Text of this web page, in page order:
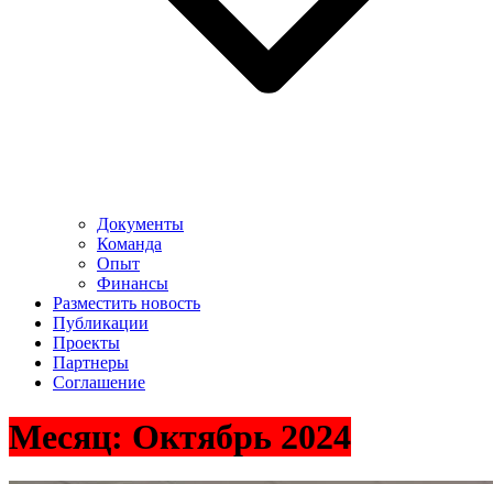
Документы
Команда
Опыт
Финансы
Разместить новость
Публикации
Проекты
Партнеры
Соглашение
Месяц: Октябрь 2024